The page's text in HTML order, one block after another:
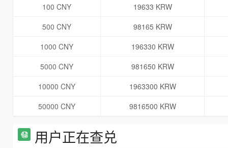
100 CNY
19633 KRW
500 CNY
98165 KRW
1000 CNY
196330 KRW
5000 CNY
981650 KRW
10000 CNY
1963300 KRW
50000 CNY
9816500 KRW
用户正在查兑